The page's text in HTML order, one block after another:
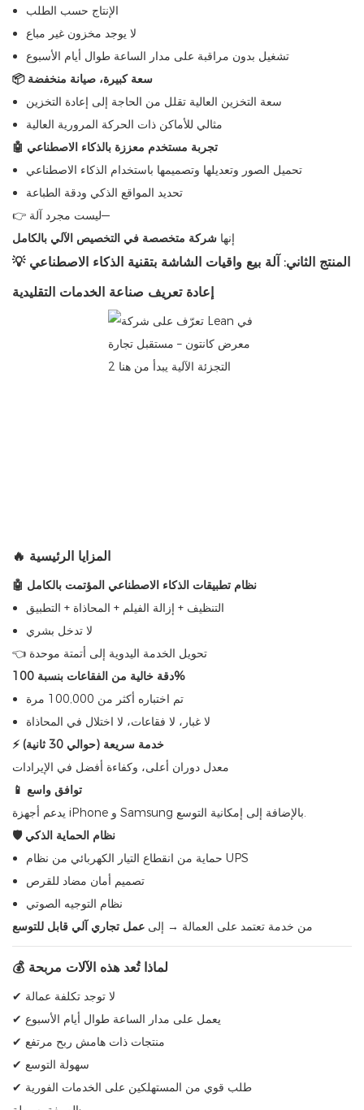
الإنتاج حسب الطلب
لا يوجد مخزون غير مباع
تشغيل بدون مراقبة على مدار الساعة طوال أيام الأسبوع
📦 سعة كبيرة، صيانة منخفضة
سعة التخزين العالية تقلل من الحاجة إلى إعادة التخزين
مثالي للأماكن ذات الحركة المرورية العالية
🤖 تجربة مستخدم معززة بالذكاء الاصطناعي
تحميل الصور وتعديلها وتصميمها باستخدام الذكاء الاصطناعي
تحديد المواقع الذكي ودقة الطباعة
👉 ليست مجرد آلة—
إنها شركة متخصصة في التخصيص الآلي بالكامل
💡 المنتج الثاني: آلة بيع واقيات الشاشة بتقنية الذكاء الاصطناعي
إعادة تعريف صناعة الخدمات التقليدية
🔥 المزايا الرئيسية
🤖 نظام تطبيقات الذكاء الاصطناعي المؤتمت بالكامل
التنظيف + إزالة الفيلم + المحاذاة + التطبيق
لا تدخل بشري
👈 تحويل الخدمة اليدوية إلى أتمتة موحدة
دقة خالية من الفقاعات بنسبة 100%
تم اختباره أكثر من 100,000 مرة
لا غبار، لا فقاعات، لا اختلال في المحاذاة
⚡ خدمة سريعة (حوالي 30 ثانية)
معدل دوران أعلى، وكفاءة أفضل في الإيرادات
📱 توافق واسع
يدعم أجهزة iPhone و Samsung بالإضافة إلى إمكانية التوسع.
🛡 نظام الحماية الذكي
حماية من انقطاع التيار الكهربائي من نظام UPS
تصميم أمان مضاد للقرص
نظام التوجيه الصوتي
من خدمة تعتمد على العمالة → إلى عمل تجاري آلي قابل للتوسع
💰 لماذا تُعد هذه الآلات مربحة
✔ لا توجد تكلفة عمالة
✔ يعمل على مدار الساعة طوال أيام الأسبوع
✔ منتجات ذات هامش ربح مرتفع
✔ سهولة التوسع
✔ طلب قوي من المستهلكين على الخدمات الفورية